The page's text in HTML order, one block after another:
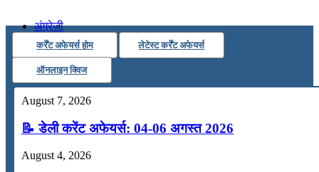
अंग्रेजी
मॉक टेस्ट
Menu Menu
कर्रेंट अफेयर्स होम लेटेस्ट कर्रेंट अफेयर्स
ऑनलाइन क्विज
August 7, 2026
📝 डेली करेंट अफेयर्स: 04-06 अगस्त 2026
August 4, 2026